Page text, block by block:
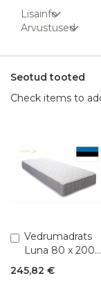
Lisainfo
Arvustused
Seotud tooted
Check items to
Vedrumadrats
Luna 80 x 200
(Pocket 1,8)
245,82 €
Lisa
ostukorvi